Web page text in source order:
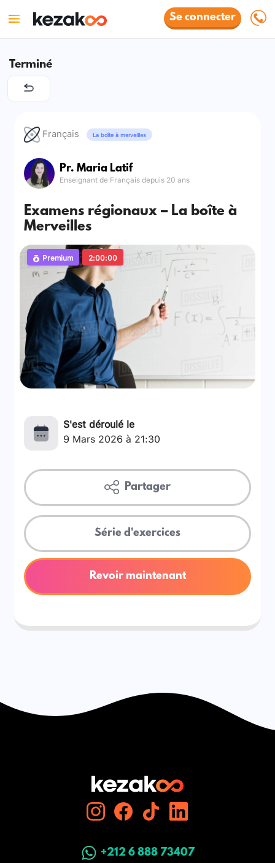
Se connecter
Terminé
Français La boîte à merveilles
Pr. Maria Latif
Enseignant de Français depuis 20 ans
Examens régionaux – La boîte à
Merveilles
Premium 2:00:00
S'est déroulé le
9 Mars 2026 à 21:30
Partager
Série d'exercices
Revoir maintenant
+212 6 888 73407